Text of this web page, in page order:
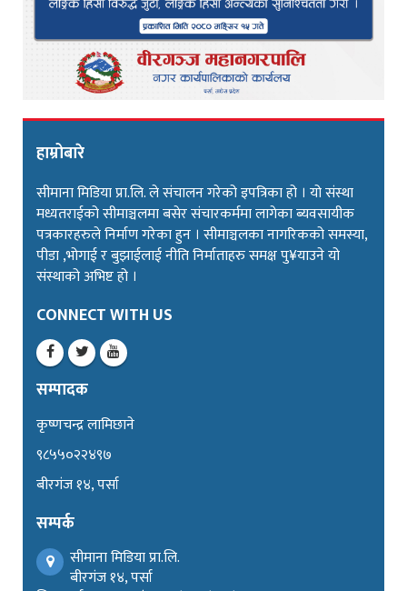
हाम्रोबारे
सीमाना मिडिया प्रा.लि. ले संचालन गरेको इपत्रिका हो । यो संस्था
मध्यतराईको सीमाञ्चलमा बसेर संचारकर्ममा लागेका ब्यवसायीक
पत्रकारहरुले निर्माण गरेका हुन । सीमाञ्चलका नागरिकको समस्या,
पीडा ,भोगाई र बुझाईलाई नीति निर्माताहरु समक्ष पु¥याउने यो
संस्थाको अभिष्ट हो ।
CONNECT WITH US
सम्पादक
कृष्णचन्द्र लामिछाने
९८५५०२२४९७
बीरगंज १४, पर्सा
सम्पर्क
सीमाना मिडिया प्रा.लि.
बीरगंज १४, पर्सा